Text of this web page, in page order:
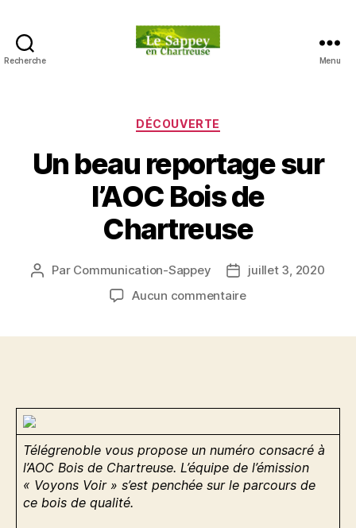
Recherche
en
Chartreuse
Menu
Catégories
DÉCOUVERTE
Un beau reportage sur
l’AOC Bois de
Chartreuse
Auteur
Par Communication-Sappey
Date
de
juillet 3, 2020
Aucun commentairesur
Chartreuse
Télégrenoble vous propose un numéro consacré à
l’AOC Bois de Chartreuse. L’équipe de l’émission
« Voyons Voir » s’est penchée sur le parcours de
ce bois de qualité.